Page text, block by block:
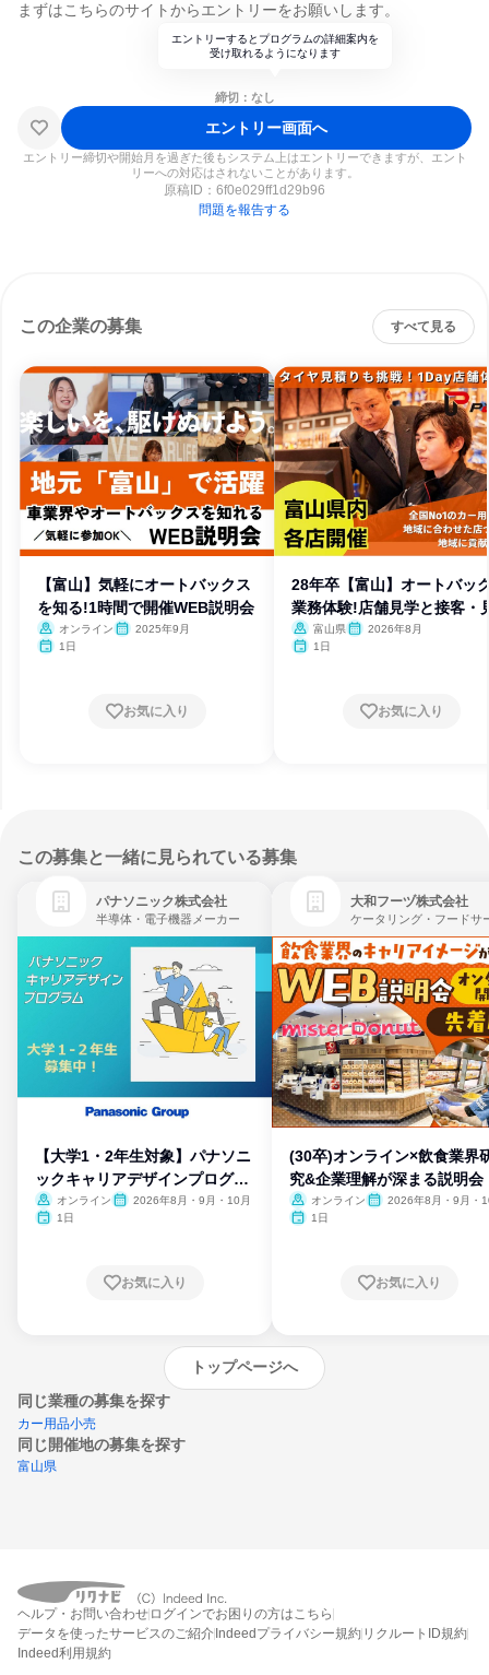
まずはこちらのサイトからエントリーをお願いします。
エントリーするとプログラムの詳細案内を
受け取れるようになります
締切：なし
エントリー画面へ
エントリー締切や開始月を過ぎた後もシステム上はエントリーできますが、エント
リーへの対応はされないことがあります。
原稿ID： 6f0e029ff1d29b96
問題を報告する
この企業の募集 すべて見る
【富山】気軽にオートバックス
を知る!1時間で開催WEB説明会
オンライン
2025年9月
1日
お気に入り
28年卒【富山】オートバッ
業務体験!店舗見学と接客・
富山県
2026年8月
1日
お気に入り
この募集と一緒に見られている募集
パナソニック株式会社
半導体・電子機器メーカー
【大学1・2年生対象】パナソニ
ックキャリアデザインプログラ
ム
オンライン
2026年8月・9月・10月
1日
お気に入り
大和フーヅ株式会社
(30卒)オンライン×飲食業界
究&企業理解が深まる説明会
オンライン
2026年8月・9月・
1日
お気に入り
トップページへ
同じ業種の募集を探す
カー用品小売
同じ開催地の募集を探す
富山県
締切：なし
ヘルプ・お問い合わせ ログインでお困りの方はこちら
データを使ったサービスのご紹介 Indeedプライバシー規約 リクルートID規約
Indeed利用規約